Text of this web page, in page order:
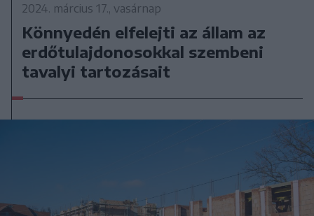
2024. március 17., vasárnap
Könnyedén elfelejti az állam az
erdőtulajdonosokkal szembeni
tavalyi tartozásait